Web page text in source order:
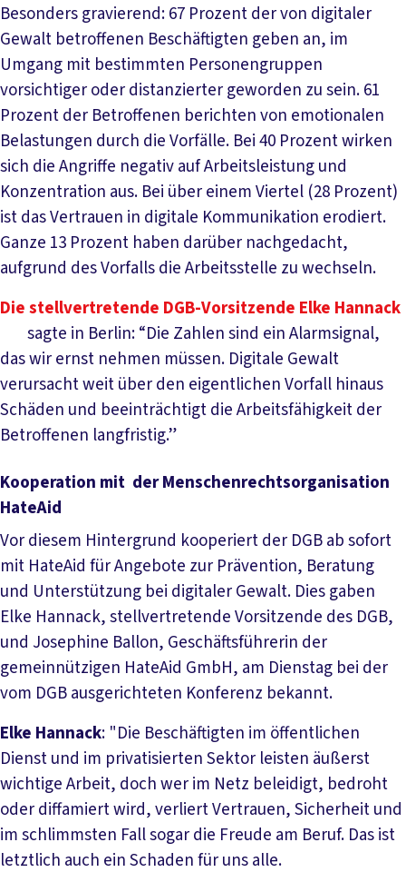
Besonders gravierend: 67 Prozent der von digitaler
Gewalt betroffenen Beschäftigten geben an, im
Umgang mit bestimmten Personengruppen
vorsichtiger oder distanzierter geworden zu sein. 61
Prozent der Betroffenen berichten von emotionalen
Belastungen durch die Vorfälle. Bei 40 Prozent wirken
sich die Angriffe negativ auf Arbeitsleistung und
Konzentration aus. Bei über einem Viertel (28 Prozent)
ist das Vertrauen in digitale Kommunikation erodiert.
Ganze 13 Prozent haben darüber nachgedacht,
aufgrund des Vorfalls die Arbeitsstelle zu wechseln.
Die stellvertretende DGB-Vorsitzende Elke Hannack
sagte in Berlin: “Die Zahlen sind ein Alarmsignal,
das wir ernst nehmen müssen. Digitale Gewalt
verursacht weit über den eigentlichen Vorfall hinaus
Schäden und beeinträchtigt die Arbeitsfähigkeit der
Betroffenen langfristig.”
Kooperation mit der Menschenrechtsorganisation
HateAid
Vor diesem Hintergrund kooperiert der DGB ab sofort
mit HateAid für Angebote zur Prävention, Beratung
und Unterstützung bei digitaler Gewalt. Dies gaben
Elke Hannack, stellvertretende Vorsitzende des DGB,
und Josephine Ballon, Geschäftsführerin der
gemeinnützigen HateAid GmbH, am Dienstag bei der
vom DGB ausgerichteten Konferenz bekannt.
Elke Hannack: "Die Beschäftigten im öffentlichen
Dienst und im privatisierten Sektor leisten äußerst
wichtige Arbeit, doch wer im Netz beleidigt, bedroht
oder diffamiert wird, verliert Vertrauen, Sicherheit und
im schlimmsten Fall sogar die Freude am Beruf. Das ist
letztlich auch ein Schaden für uns alle.